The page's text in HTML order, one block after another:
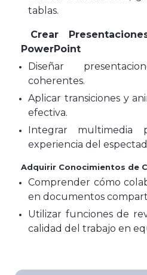
tablas.
Crear
PowerPoint
Diseñar
coherentes.
Aplicar transiciones y
efectiva.
Integrar multimedia
experiencia del
Adquirir Conocimientos de
Comprender cómo
en documentos
Utilizar funciones de
calidad del trabajo en